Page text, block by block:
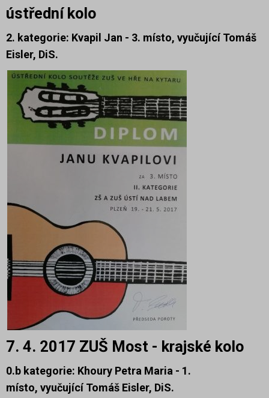
ústřední kolo
2. kategorie: Kvapil Jan - 3. místo, vyučující Tomáš
Eisler, DiS.
7. 4. 2017 ZUŠ Most - krajské kolo
0.b kategorie: Khoury Petra Maria - 1.
místo, vyučující Tomáš Eisler, DiS.